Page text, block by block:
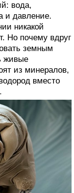
вода,
и давление.
никакой
Но почему вдруг
земным
живые
из минералов,
вместо